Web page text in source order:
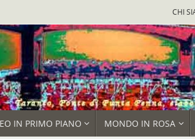
CHI
IN PRIMO PIANO MONDO IN ROSA